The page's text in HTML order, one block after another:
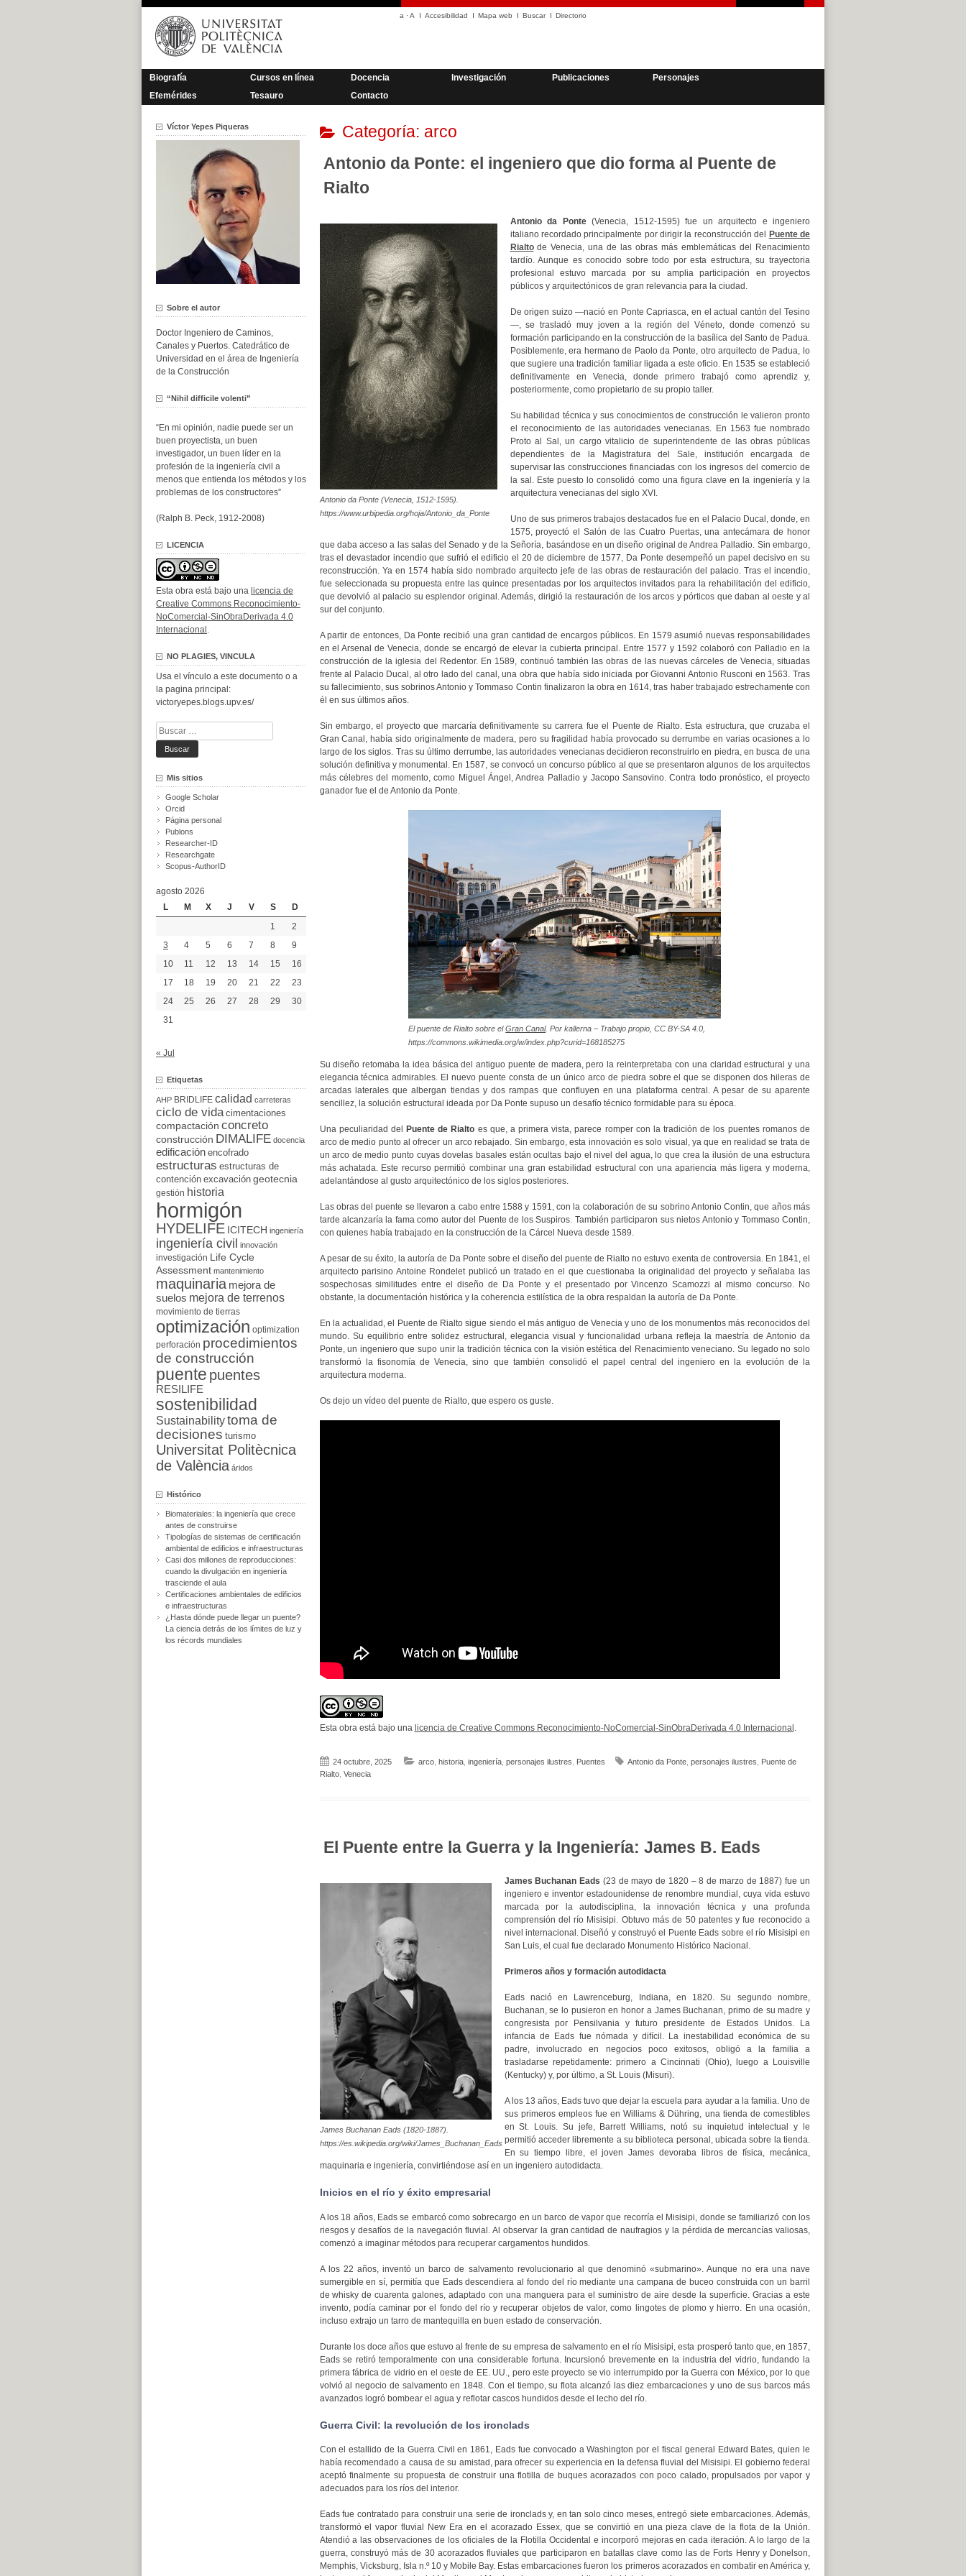
Saltar
contenido
a ·A Accesibilidad Mapa web Buscar Directorio
Biografía Cursos en línea Docencia Investigación Publicaciones
Personajes
Efemérides
Tesauro Contacto
Categoría: arco
Antonio da Ponte: el ingeniero que dio forma al Puente de
Rialto
Antonio da Ponte (Venecia, 1512-1595).
https://www.urbipedia.org/hoja/Antonio_da_Ponte
Antonio da Ponte(Venecia, 1512-1595) fue un arquitecto e ingeniero
italiano recordado principalmente por dirigir la reconstrucción del
Puente de
Rialtode Venecia, una de las obras más emblemáticas del Renacimiento
tardío. Aunque es conocido sobre todo por esta estructura, su trayectoria
profesional estuvo marcada por su amplia participación en proyectos
públicos y arquitectónicos de gran relevancia para la ciudad.
De origen suizo —nació en Ponte Capriasca, en el actual cantón del Tesino
—, se trasladó muy joven a la región del Véneto, donde comenzó su
formación participando en la construcción de la basílica del Santo de Padua.
Posiblemente, era hermano de Paolo da Ponte, otro arquitecto de Padua, lo
que sugiere una tradición familiar ligada a este oficio. En 1535 se estableció
definitivamente en Venecia, donde primero trabajó como aprendiz y,
posteriormente, como propietario de su propio taller.
Su habilidad técnica y sus conocimientos de construcción le valieron pronto
el reconocimiento de las autoridades venecianas. En 1563 fue nombrado
Proto al Sal, un cargo vitalicio de superintendente de las obras públicas
dependientes de la Magistratura del Sale, institución encargada de
supervisar las construcciones financiadas con los ingresos del comercio de
la sal. Este puesto lo consolidó como una figura clave en la ingeniería y la
arquitectura venecianas del siglo XVI.
Uno de sus primeros trabajos destacados fue en el Palacio Ducal, donde, en
1575, proyectó el Salón de las Cuatro Puertas, una antecámara de honor
que daba acceso a las salas del Senado y de la Señoría, basándose en un diseño original de Andrea Palladio. Sin embargo,
tras el devastador incendio que sufrió el edificio el 20 de diciembre de 1577, Da Ponte desempeñó un papel decisivo en su
reconstrucción. Ya en 1574 había sido nombrado arquitecto jefe de las obras de restauración del palacio. Tras el incendio,
fue seleccionada su propuesta entre las quince presentadas por los arquitectos invitados para la rehabilitación del edificio,
que devolvió al palacio su esplendor original. Además, dirigió la restauración de los arcos y pórticos que daban al oeste y al
sur del conjunto.
A partir de entonces, Da Ponte recibió una gran cantidad de encargos públicos. En 1579 asumió nuevas responsabilidades
en el Arsenal de Venecia, donde se encargó de elevar la cubierta principal. Entre 1577 y 1592 colaboró con Palladio en la
construcción de la iglesia del Redentor. En 1589, continuó también las obras de las nuevas cárceles de Venecia, situadas
frente al Palacio Ducal, al otro lado del canal, una obra que había sido iniciada por Giovanni Antonio Rusconi en 1563. Tras
su fallecimiento, sus sobrinos Antonio y Tommaso Contin finalizaron la obra en 1614, tras haber trabajado estrechamente con
él en sus últimos años.
Sin embargo, el proyecto que marcaría definitivamente su carrera fue el Puente de Rialto. Esta estructura, que cruzaba el
Gran Canal, había sido originalmente de madera, pero su fragilidad había provocado su derrumbe en varias ocasiones a lo
largo de los siglos. Tras su último derrumbe, las autoridades venecianas decidieron reconstruirlo en piedra, en busca de una
solución definitiva y monumental. En 1587, se convocó un concurso público al que se presentaron algunos de los arquitectos
más célebres del momento, como Miguel Ángel, Andrea Palladio y Jacopo Sansovino. Contra todo pronóstico, el proyecto
ganador fue el de Antonio da Ponte.
El puente de Rialto sobre elGran Canal. Por kallerna – Trabajo propio, CC BY-SA 4.0,
https://commons.wikimedia.org/w/index.php?curid=168185275
Su diseño retomaba la idea básica del antiguo puente de madera, pero la reinterpretaba con una claridad estructural y una
elegancia técnica admirables. El nuevo puente consta de un único arco de piedra sobre el que se disponen dos hileras de
arcadas laterales que albergan tiendas y dos rampas que confluyen en una plataforma central. A pesar de su aparente
sencillez, la solución estructural ideada por Da Ponte supuso un desafío técnico formidable para su época.
Una peculiaridad del Puente de Rialto es que, a primera vista, parece romper con la tradición de los puentes romanos de
arco de medio punto al ofrecer un arco rebajado. Sin embargo, esta innovación es solo visual, ya que en realidad se trata de
un arco de medio punto cuyas dovelas basales están ocultas bajo el nivel del agua, lo que crea la ilusión de una estructura
más achatada. Este recurso permitió combinar una gran estabilidad estructural con una apariencia más ligera y moderna,
adelantándose al gusto arquitectónico de los siglos posteriores.
Las obras del puente se llevaron a cabo entre 1588 y 1591, con la colaboración de su sobrino Antonio Contin, que años más
tarde alcanzaría la fama como autor del Puente de los Suspiros. También participaron sus nietos Antonio y Tommaso Contin,
con quienes había trabajado en la construcción de la Cárcel Nueva desde 1589.
A pesar de su éxito, la autoría de Da Ponte sobre el diseño del puente de Rialto no estuvo exenta de controversia. En 1841, el
arquitecto parisino Antoine Rondelet publicó un tratado en el que cuestionaba la originalidad del proyecto y señalaba las
sospechosas similitudes entre el diseño de Da Ponte y el presentado por Vincenzo Scamozzi al mismo concurso. No
obstante, la documentación histórica y la coherencia estilística de la obra respaldan la autoría de Da Ponte.
En la actualidad, el Puente de Rialto sigue siendo el más antiguo de Venecia y uno de los monumentos más reconocidos del
mundo. Su equilibrio entre solidez estructural, elegancia visual y funcionalidad urbana refleja la maestría de Antonio da
Ponte, un ingeniero que supo unir la tradición técnica con la visión estética del Renacimiento veneciano. Su legado no solo
transformó la fisonomía de Venecia, sino que también consolidó el papel central del ingeniero en la evolución de la
arquitectura moderna.
Os dejo un vídeo del puente de Rialto, que espero os guste.
Esta obra está bajo una licencia de Creative Commons Reconocimiento-NoComercial-SinObraDerivada 4.0 Internacional .
24 octubre, 2025 arco, historia, ingeniería, personajes ilustres Puentes Antonio da Ponte, personajes ilustres
Puente de
Rialto, Venecia
El Puente entre la Guerra y la Ingeniería: James B. Eads
James Buchanan Eads (1820-1887).
https://es.wikipedia.org/wiki/James_Buchanan_Eads
James Buchanan Eads (23 de mayo de 1820 – 8 de marzo de 1887) fue un
ingeniero e inventor estadounidense de renombre mundial, cuya vida estuvo
marcada por la autodisciplina, la innovación técnica y una profunda
comprensión del río Misisipi. Obtuvo más de 50 patentes y fue reconocido a
nivel internacional. Diseñó y construyó el Puente Eads sobre el río Misisipi en
San Luis, el cual fue declarado Monumento Histórico Nacional.
Primeros años y formación autodidacta
Eads nació en Lawrenceburg, Indiana, en 1820. Su segundo nombre,
Buchanan, se lo pusieron en honor a James Buchanan, primo de su madre y
congresista por Pensilvania y futuro presidente de Estados Unidos. La
infancia de Eads fue nómada y difícil. La inestabilidad económica de su
padre, involucrado en negocios poco exitosos, obligó a la familia a
trasladarse repetidamente: primero a Cincinnati (Ohio), luego a Louisville
(Kentucky) y, por último, a St. Louis (Misuri).
A los 13 años, Eads tuvo que dejar la escuela para ayudar a la familia. Uno de
sus primeros empleos fue en Williams & Dühring, una tienda de comestibles
en St. Louis. Su jefe, Barrett Williams, notó su inquietud intelectual y le
permitió acceder libremente a su biblioteca personal, ubicada sobre la tienda.
En su tiempo libre, el joven James devoraba libros de física, mecánica,
maquinaria e ingeniería, convirtiéndose así en un ingeniero autodidacta.
Inicios en el río y éxito empresarial
A los 18 años, Eads se embarcó como sobrecargo en un barco de vapor que recorría el Misisipi, donde se familiarizó con los
riesgos y desafíos de la navegación fluvial. Al observar la gran cantidad de naufragios y la pérdida de mercancías valiosas,
comenzó a imaginar métodos para recuperar cargamentos hundidos.
A los 22 años, inventó un barco de salvamento revolucionario al que denominó «submarino». Aunque no era una nave
sumergible en sí, permitía que Eads descendiera al fondo del río mediante una campana de buceo construida con un barril
de whisky de cuarenta galones, adaptado con una manguera para el suministro de aire desde la superficie. Gracias a este
invento, podía caminar por el fondo del río y recuperar objetos de valor, como lingotes de plomo y hierro. En una ocasión,
incluso extrajo un tarro de mantequilla en buen estado de conservación.
Durante los doce años que estuvo al frente de su empresa de salvamento en el río Misisipi, esta prosperó tanto que, en 1857,
Eads se retiró temporalmente con una considerable fortuna. Incursionó brevemente en la industria del vidrio, fundando la
primera fábrica de vidrio en el oeste de EE. UU., pero este proyecto se vio interrumpido por la Guerra con México, por lo que
volvió al negocio de salvamento en 1848. Con el tiempo, su flota alcanzó las diez embarcaciones y uno de sus barcos más
avanzados logró bombear el agua y reflotar cascos hundidos desde el lecho del río.
Guerra Civil: la revolución de los ironclads
Con el estallido de la Guerra Civil en 1861, Eads fue convocado a Washington por el fiscal general Edward Bates, quien le
había recomendado a causa de su amistad, para ofrecer su experiencia en la defensa fluvial del Misisipi. El gobierno federal
aceptó finalmente su propuesta de construir una flotilla de buques acorazados con poco calado, propulsados por vapor y
adecuados para los ríos del interior.
Eads fue contratado para construir una serie de ironclads y, en tan solo cinco meses, entregó siete embarcaciones. Además,
transformó el vapor fluvial New Era en el acorazado Essex, que se convirtió en una pieza clave de la flota de la Unión.
Atendió a las observaciones de los oficiales de la Flotilla Occidental e incorporó mejoras en cada iteración. A lo largo de la
guerra, construyó más de 30 acorazados fluviales que participaron en batallas clave como las de Forts Henry y Donelson,
Memphis, Vicksburg, Isla n.º 10 y Mobile Bay. Estas embarcaciones fueron los primeros acorazados en combatir en América y,
Víctor Yepes Piqueras
Sobre el autor
Doctor Ingeniero de Caminos,
Canales y Puertos. Catedrático de
Universidad en el área de Ingeniería
de la Construcción
“Nihil difficile volenti”
“En mi opinión, nadie puede ser un
buen proyectista, un buen
investigador, un buen líder en la
profesión de la ingeniería civil a
menos que entienda los métodos y los
problemas de los constructores”
(Ralph B. Peck, 1912-2008)
LICENCIA
Esta obra está bajo una licencia de
Creative Commons Reconocimiento-
NoComercial-SinObraDerivada 4.0
Internacional .
NO PLAGIES, VINCULA
Usa el vínculo a este documento o a
la pagina principal:
victoryepes.blogs.upv.es/
Buscar:
Mis sitios
Google Scholar
Orcid
Página personal
Publons
Researcher-ID
Researchgate
Scopus-AuthorID
agosto 2026
L
M X J V S
D
1
2
3
4 5 6 7 8
9
10
11 12 13 14 15
16
17
18 19 20 21 22
23
24
25 26 27 28 29
30
31
« Jul
Etiquetas
AHP BRIDLIFE calidad carreteras
ciclo de vida cimentaciones
compactación concreto
construcción DIMALIFE docencia
edificación encofrado
estructuras estructuras de
contención excavación geotecnia
gestión historia
hormigón
HYDELIFE ICITECH ingeniería
ingeniería civil innovación
investigación
Life Cycle
Assessment mantenimiento
maquinaria mejora de
suelos mejora de terrenos
movimiento de tierras
optimización optimization
perforación procedimientos
de construcción
puente puentes
RESILIFE
sostenibilidad
Sustainabilitytoma de
decisiones turismo
Universitat Politècnica
de València áridos
Histórico
Biomateriales: la ingeniería que crece
antes de construirse
Tipologías de sistemas de certificación
ambiental de edificios e infraestructuras
Casi dos millones de reproducciones:
cuando la divulgación en ingeniería
trasciende el aula
Certificaciones ambientales de edificios
e infraestructuras
¿Hasta dónde puede llegar un puente?
La ciencia detrás de los límites de luz y
los récords mundiales